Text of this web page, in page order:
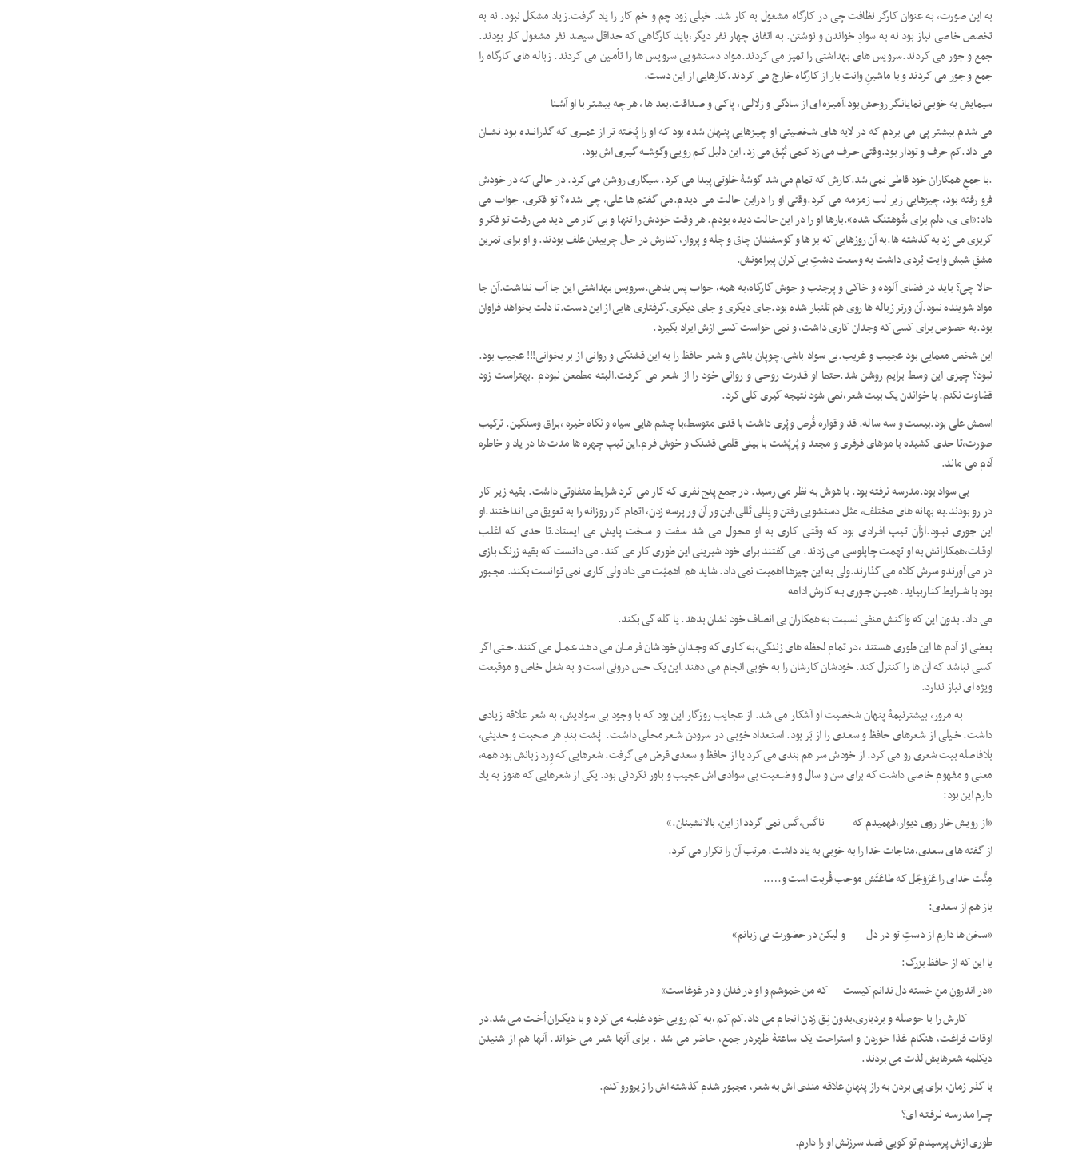
به این صورت، به عنوان کارگر نظافت چی در کارگاه مشغول به کار شد. خیلی زود چم و خم کار را یاد گرفت.زیاد مشکل نبود. نه به
تخصص خاصی نیاز بود نه به سوادِ خواندن و نوشتن. به اتفاق چهار نفر دیگر،باید کارگاهی که حداقل سیصد نفر مشغول کار بودند.
جمع و جور می کردند.سرویس های بهداشتی را تمیز می کردند.مـواد دسـتشویی سرویـس ها را تأمـین می کردند. زباله های کارگاه را
جمع و جور می کردند و با ماشینِ وانت بار از کارگاه خارج می کردند.کارهایی از این دست.
سیمایش به خوبـی نمایانـگر روحش بود.آمیـزه ای از سادگی و زلالـی ، پاکـی و صـداقت.بعد ها ، هر چه بیشتـر با او آشـنا
می شدم بیشتر پی می بردم که در لایه های شـخصیتی او چیـزهایی پنـهان شده بود که او را پُخـته تر از عمــری که گذرانــده بـود نشــان
می داد.کم حرف و تودار بود.وقتی حـرف می زد کـمی تُپُـق می زد. این دلیل کـم رویـی وگوشــه گیـری اش بود.
.با جمعِ همکاران خود قاطی نمی شد.کارش که تمام می شد گوشۀ خلوتی پیدا می کرد. سیگاری روشن می کرد. در حالی که در خودش
فرو رفته بود، چیزهایی زیر لب زمزمه می کرد.وقتی او را دراین حالت می دیدم.می گفتم ها علی، چی شده؟ تو فکری. جواب می
داد:«ای ی، دلم برای شُوَهتنگ شده».بارها او را در این حالت دیده بودم. هر وقت خودش را تنها و بی کار می دید می رفت تو فکر و
گریزی می زد به گذشته ها.به آن روزهایی که بز ها و گوسفندان چاق و چله و پروار، کنارش در حال چرییدن علف بودند. و او برای تمرین
مشقِ شبش وایت بُردیداشت به وسعت دشتِ بی کران پیرامونش.
حالا چی؟ باید در فضای آلوده و خاکی و پرجنب و جوش گارگاه،به همه، جواب پس بدهی.سرویس بهداشتی این جا آب نداشت.آن جا
مواد شوینده نبود.آن ورتر زباله ها روی هم تلنبار شده بود.جای دیگری و جای دیگری.گرفتاری هایی از این دست.تا دلت بخواهد فراوان
بود.به خصوص برای کسی که وجدان کاری داشت، و نمی خواست کسی ازش ایراد بگیرد.
این شخص معمایی بود عجیب و غریب.بی سواد باشی.چوپان باشیو شعر حافظ را به این قشنگی و روانی از بر بخوانی!!! عجیب بود.
نبود؟ چیزی این وسط برایم روشن شد.حتما او قـدرت روحـی و روانی خود را از شـعر می گرفت.البته مطمعن نبودم .بهتراست زود
قضاوت نکنم. با خواندن یک بیت شعر،نمی شود نتیجه گیری کلی کرد.
اسمش علی بود.بیست و سه ساله. قد و قواره قُرص وپُری داشت با قدی متوسط،با چشم هایی سیاه و نگاه خیره ،براق وسنگین. ترکیب
صورت،تا حدی کشیده با موهای فرفری و مجعد و پُرپُشت با بینی قلمی قشنگ و خوش فرم.این تیپ چهره ها مدت ها در یاد و خاطره
آدم می ماند.
بی سواد بود.مدرسه نرفته بود. با هوش به نظر می رسید. در جمع پنج نفری که کار می کرد شرایط متفاوتی داشت. بقیه زیر کار
در رو بودند.به بهانه های مختلف، مثل دستشویی رفتن و یِللی تَللی،این ور آن ور پرسه زدن، اتمام کار روزانه را به تعویق می انداختند.او
این جوری نبــود.ازآن تـیپ افـرادی بود که وقتـی کاری به او محـول می شد سفت و سـخت پایـش می ایستاد.تا حدی که اغلـب
اوقـات،همکارانش به او تهمت چاپلوسی می زدند. می گفتند برای خود شیرینی این طوری کار می کند. می دانست که بقیه زرنگ بازی
در می آورندو سرش کلاه می گذارند.ولی به این چیزها اهمیت نمی داد. شاید هم اهمیّت می داد ولی کاری نمی توانست بکند. مجـبور
بـود با شــرایط کنـاربیاید. همیــن جـوری بـه کارش ادامه
می داد. بدون این که واکنش منفی نسبت به همکاران بی انصاف خود نشان بدهد. یا گله گی بکند.
بعضی از آدم ها این طوری هستند ،در تمام لحظه های زندگی،به کـاری که وجـدانِ خودشان فرمــان می دهـد عـمــل می کنند.حـتی اگر
کسی نباشد که آن ها را کنترل کند. خودشان کارشان را به خوبی انجام می دهند.این یک حس درونی است و به شغل خاص و موقیعت
ویژه ای نیاز ندارد.
به مرور، بیشترنیمۀ پنهان شخصیت او آشکار می شد. از عجایب روزگار این بود که با وجود بی سوادیش، به شعر علاقه زیادی
داشت. خـیلی از شـعرهای حافظ و سعـدی را از بَر بود. استـعداد خوبـی در سرودن شــعرمحـلی داشـت. پُشت بندِ هر صحبت و حدیثی،
بلافاصله بیت شعری رو می کرد. از خودش سر هم بندی می کرد یا از حافظ و سعدی قرض می گرفت. شعرهایی که وِرد زبانش بود همه،
معنی و مفهوم خاصی داشت که برای سن و سال و وضــعیت بی سوادی اش عجیب و باور نکردنی بود. یکی از شعرهایی که هنوز به یاد
دارم این بود:
«از رویش خار روی دیوار،فهمیدم که ناکَس،کَس نمی گردد از این، بالانشینان.»
از گفته های سعدی،مناجات خدا را به خوبی به یاد داشت. مرتب آن را تکرار می کرد.
مِنَّت خدای را عَزَوَجّل که طاعَتَش موجب قُربت است و…..
باز هم از سعدی:
«سخن ها دارم از دستِ تو در دل و لیکن در حضورت بی زبانم»
یا این که از حافظ بزرگ:
«در اندرونِ منِ خسته دل ندانم کیست که من خموشم و او در فغان و در غوغاست»
کارش را با حوصله و بردباری،بدون نِـق زدن انجام می داد.کم کم ،به کم رویی خود غلبـه می کرد و با دیگـران اُخـت می شد.در
اوقات فراغت، هنگام غذا خوردن و استراحت یک ساعتۀ ظهردر جمع، حاضر می شد . برای آنها شعر می خواند. آنها هم از شنیدن
دیکلمه شعرهایش لذت می بردند.
با گذر زمان، برای پی بردن به راز پنهانِ علاقه مندی اش به شعر، مجبور شدم گذشته اش را زیرورو کنم.
چــرا مـدرسـه نـرفـتـه ای؟
طوری ازش پرسیدم تو گویی قصد سرزنش او را دارم.